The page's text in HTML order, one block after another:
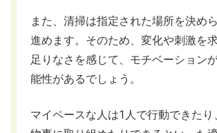
また、清掃は指定された場所を決め
進めます。そのため、変化や刺激を
足りなさを感じて、モチベーション
能性があるでしょう。
マイペースな人は1人で行動できたり